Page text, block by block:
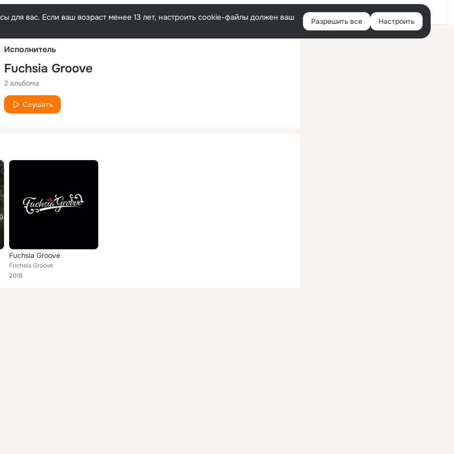
Русский Войти
для вас. Если ваш возраст менее 13 лет, настроить cookie-файлы должен ваш Разрешить все Настроить
Исполнитель
Fuchsia Groove
2 альбома
Слушать
Fuchsia Groove
Fuchsia Groove
2018